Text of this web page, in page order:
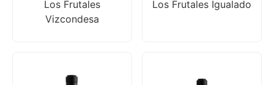
Los Frutales
Vizcondesa
Los Frutales Igualado